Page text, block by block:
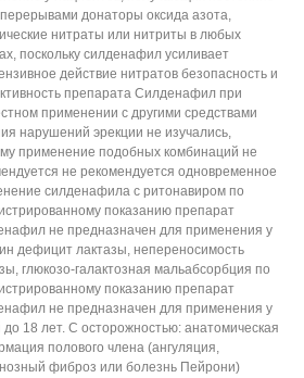
донаторы оксида азота,
нитраты или нитриты в любых
поскольку силденафил усиливает
действие нитратов безопасность и
препарата Силденафил при
применении с другими средствами
нарушений эрекции не изучались,
применение подобных комбинаций не
не рекомендуется одновременное
силденафила с ритонавиром по
показанию препарат
не предназначен для применения у
дефицит лактазы, непереносимость
глюкозо-галактозная мальабсорбция по
показанию препарат
не предназначен для применения у
до 18 лет. С осторожностью: анатомическая
полового члена (ангуляция,
фиброз или болезнь Пейрони)